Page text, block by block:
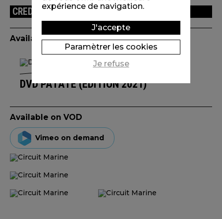
CREDITS
Available edition(s)
DVD PATATE (ÉDITION 2021)
Available on VOD
Vimeo on demand
expérience de navigation.
J'accepte
Paramètrer les cookies
Je refuse